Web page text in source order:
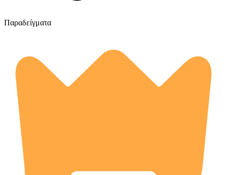
Παραδείγματα